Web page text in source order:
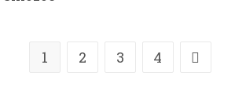
1 2 3 4 Go to